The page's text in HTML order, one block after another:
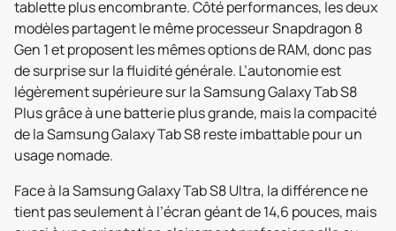
tablette plus encombrante. Côté performances, les deux
modèles partagent le même processeur Snapdragon 8
Gen 1 et proposent les mêmes options de RAM, donc pas
de surprise sur la fluidité générale. L’autonomie est
légèrement supérieure sur la Samsung Galaxy Tab S8
Plus grâce à une batterie plus grande, mais la compacité
de la Samsung Galaxy Tab S8 reste imbattable pour un
usage nomade.
Face à la Samsung Galaxy Tab S8 Ultra, la différence ne
tient pas seulement à l’écran géant de 14,6 pouces, mais